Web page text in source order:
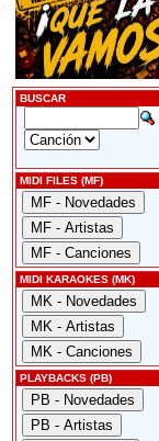
BUSCAR
MIDI FILES (MF)
MIDI KARAOKES (MK)
PLAYBACKS (PB)